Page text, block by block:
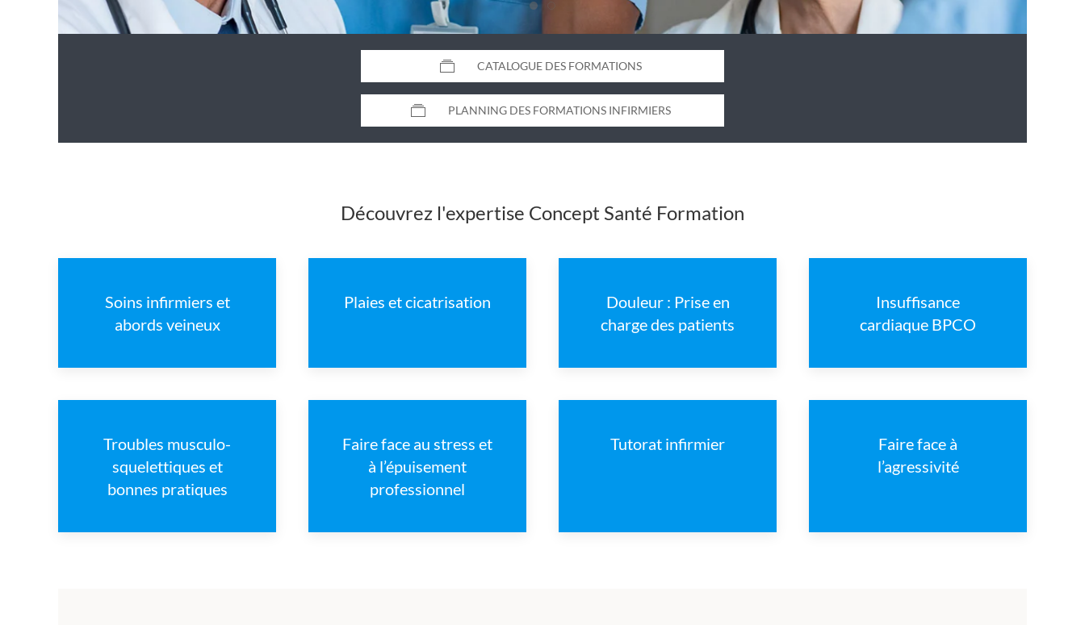
CATALOGUE DES FORMATIONS
PLANNING DES FORMATIONS INFIRMIERS
Découvrez l'expertise Concept Santé Formation
Soins infirmiers et
abords veineux
Plaies et cicatrisation
Douleur : Prise en
charge des patients
Insuffisance
cardiaque BPCO
Troubles musculo-
squelettiques et
bonnes pratiques
Faire face au stress et
à l’épuisement
professionnel
Tutorat infirmier
Faire face à
l’agressivité